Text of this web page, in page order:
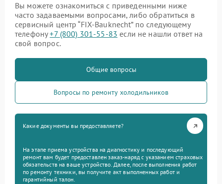
Вы можете ознакомиться с приведенными ниже
часто задаваемыми вопросами, либо обратиться в
сервисный центр “FIX-Bauknecht” по следующему
телефону+7 (800) 301-55-83 если не нашли ответ на
свой вопрос.
Общие вопросы
Вопросы по ремонту холодильников
Какие документы вы предоставляете?
На этапе приема устройства на диагностику и последующий
ремонт вам будет предоставлен заказ-наряд с указанием страховых
обязательств на ваше устройство. Далее, после выполнения работ
по ремонту техники, вы получите акт выполненных работ и
гарантийный талон.